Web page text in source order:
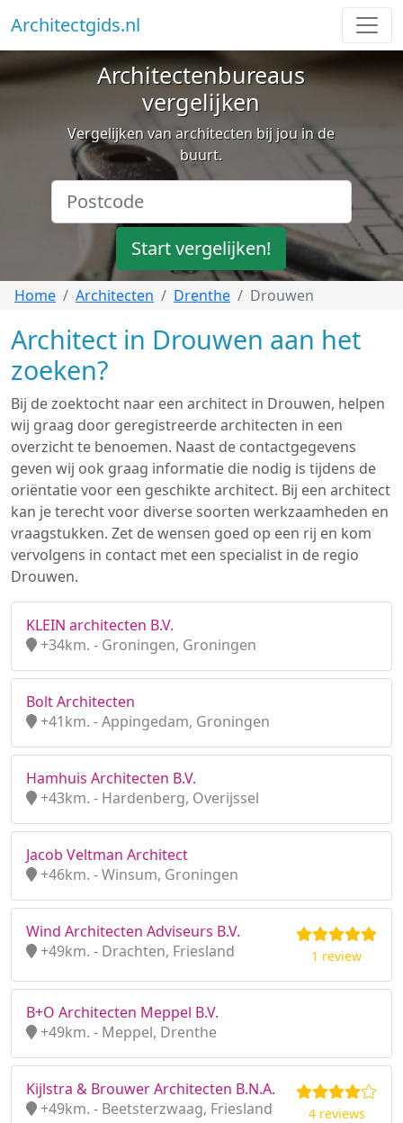
Architectgids.nl
Architectenbureaus
vergelijken
Vergelijken van architecten bij jou in de
buurt.
Start vergelijken!
Home Architecten Drenthe Drouwen
Architect in Drouwen aan het
zoeken?
Bij de zoektocht naar een architect in Drouwen, helpen
wij graag door geregistreerde architecten in een
overzicht te benoemen. Naast de contactgegevens
geven wij ook graag informatie die nodig is tijdens de
oriëntatie voor een geschikte architect. Bij een architect
kan je terecht voor diverse soorten werkzaamheden en
vraagstukken. Zet de wensen goed op een rij en kom
vervolgens in contact met een specialist in de regio
Drouwen.
KLEIN architecten B.V.
+34km. - Groningen, Groningen
Bolt Architecten
+41km. - Appingedam, Groningen
Hamhuis Architecten B.V.
+43km. - Hardenberg, Overijssel
Jacob Veltman Architect
+46km. - Winsum, Groningen
Wind Architecten Adviseurs B.V.
+49km. - Drachten, Friesland
1 review
B+O Architecten Meppel B.V.
+49km. - Meppel, Drenthe
Kijlstra & Brouwer Architecten B.N.A.
+49km. - Beetsterzwaag, Friesland
4 reviews